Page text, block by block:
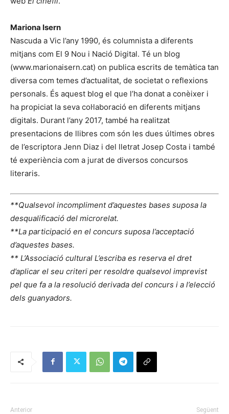
Mariona Isern
Nascuda a Vic l’any 1990, és columnista a diferents
mitjans com El 9 Nou i Nació Digital. Té un blog
(www.marionaisern.cat) on publica escrits de temàtica tan
diversa com temes d’actualitat, de societat o reflexions
personals. És aquest blog el que l’ha donat a conèixer i
ha propiciat la seva col·laboració en diferents mitjans
digitals. Durant l’any 2017, també ha realitzat
presentacions de llibres com són les dues últimes obres
de l’escriptora Jenn Diaz i del lletrat Josep Costa i també
té experiència com a jurat de diversos concursos
literaris.
**Qualsevol incompliment d’aquestes bases suposa la
desqualificació del microrelat.
**La participació en el concurs suposa l’acceptació
d’aquestes bases.
** L’Associació cultural L’escriba es reserva el dret
d’aplicar el seu criteri per resoldre qualsevol imprevist
pel que fa a la resolució derivada del concurs i a l’elecció
dels guanyadors.
Anterior Següent